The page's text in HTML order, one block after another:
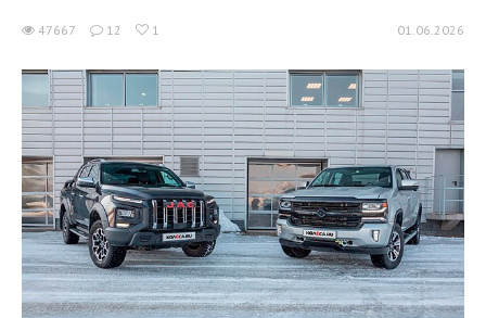
47667 12 1 01.06.2026